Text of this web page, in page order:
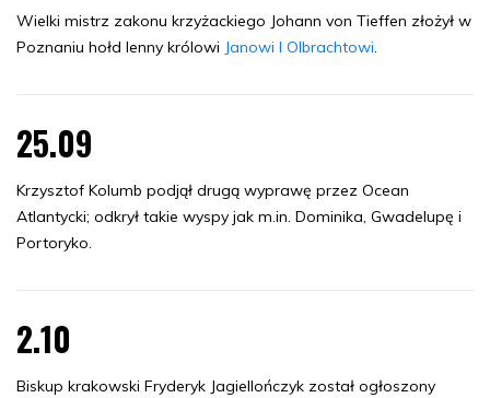
Wielki mistrz zakonu krzyżackiego Johann von Tieffen złożył w
Poznaniu hołd lenny królowi Janowi I Olbrachtowi.
25.09
Krzysztof Kolumb podjął drugą wyprawę przez Ocean
Atlantycki; odkrył takie wyspy jak m.in. Dominika, Gwadelupę i
Portoryko.
2.10
Biskup krakowski Fryderyk Jagiellończyk został ogłoszony